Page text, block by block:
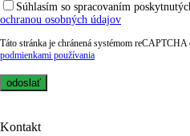
Súhlasím so spracovaním
ochranou osobných údajov
Táto stránka je chránená systémom reCAPTCHA
podmienkami používania
Kontakt